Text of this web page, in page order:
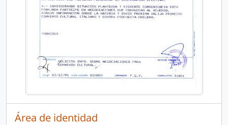
Área de identidad